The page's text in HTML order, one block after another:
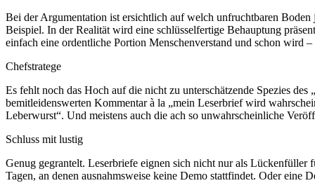
Bei der Argumentation ist ersichtlich auf welch unfruchtbaren
Beispiel. In der Realität wird eine schlüsselfertige Behauptung
einfach eine ordentliche Portion Menschenverstand und schon wird
Chefstratege
Es fehlt noch das Hoch auf die nicht zu unterschätzende Spezies
bemitleidenswerten Kommentar à la „mein Leserbrief wird
Leberwurst“. Und meistens auch die ach so unwahrscheinliche
Schluss mit lustig
Genug gegrantelt. Leserbriefe eignen sich nicht nur als
Tagen, an denen ausnahmsweise keine Demo stattfindet. Oder eine